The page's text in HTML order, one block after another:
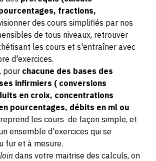
fractions,
des cours simplifiés par nos
de tous niveaux, retrouver
les cours et s'entraîner avec
d'exercices.
, pour chacune des bases des
infirmiers ( conversions
en croix, concentrations
pourcentages, débits en ml ou
les cours de façon simple, et
ensemble d'exercices qui se
fur et à mesure.
dans votre maitrise des calculs, on